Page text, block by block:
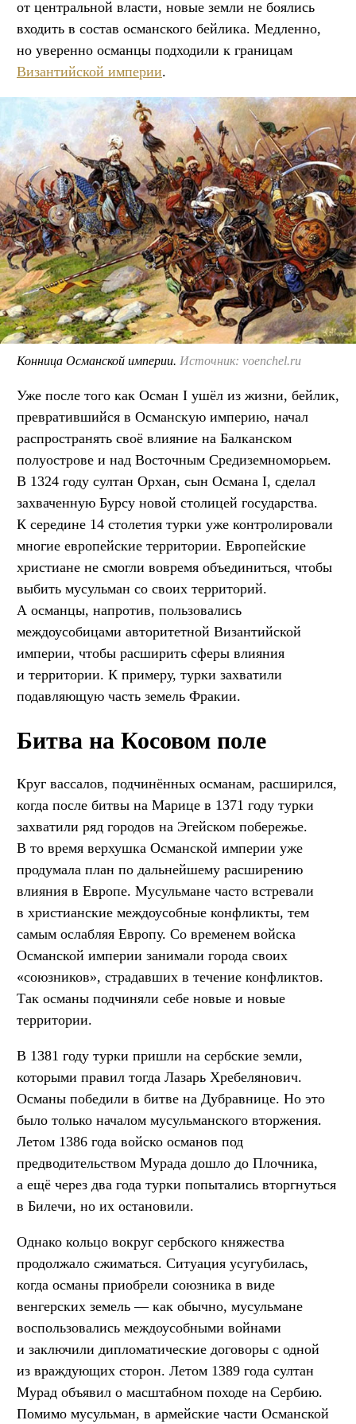
от центральной власти, новые земли не боялись
входить в состав османского бейлика. Медленно,
но уверенно османцы подходили к границам
Византийской империи.
Конница Османской империи. Источник: voenchel.ru
Уже после того как Осман I ушёл из жизни, бейлик,
превратившийся в Османскую империю, начал
распространять своё влияние на Балканском
полуострове и над Восточным Средиземноморьем.
В 1324 году султан Орхан, сын Османа I, сделал
захваченную Бурсу новой столицей государства.
К середине 14 столетия турки уже контролировали
многие европейские территории. Европейские
христиане не смогли вовремя объединиться, чтобы
выбить мусульман со своих территорий.
А османцы, напротив, пользовались
междоусобицами авторитетной Византийской
империи, чтобы расширить сферы влияния
и территории. К примеру, турки захватили
подавляющую часть земель Фракии.
Битва на Косовом поле
Круг вассалов, подчинённых османам, расширился,
когда после битвы на Марице в 1371 году турки
захватили ряд городов на Эгейском побережье.
В то время верхушка Османской империи уже
продумала план по дальнейшему расширению
влияния в Европе. Мусульмане часто встревали
в христианские междоусобные конфликты, тем
самым ослабляя Европу. Со временем войска
Османской империи занимали города своих
«союзников», страдавших в течение конфликтов.
Так османы подчиняли себе новые и новые
территории.
В 1381 году турки пришли на сербские земли,
которыми правил тогда Лазарь Хребелянович.
Османы победили в битве на Дубравнице. Но это
было только началом мусульманского вторжения.
Летом 1386 года войско османов под
предводительством Мурада дошло до Плочника,
а ещё через два года турки попытались вторгнуться
в Билечи, но их остановили.
Однако кольцо вокруг сербского княжества
продолжало сжиматься. Ситуация усугубилась,
когда османы приобрели союзника в виде
венгерских земель — как обычно, мусульмане
воспользовались междоусобными войнами
и заключили дипломатические договоры с одной
из враждующих сторон. Летом 1389 года султан
Мурад объявил о масштабном походе на Сербию.
Помимо мусульман, в армейские части Османской